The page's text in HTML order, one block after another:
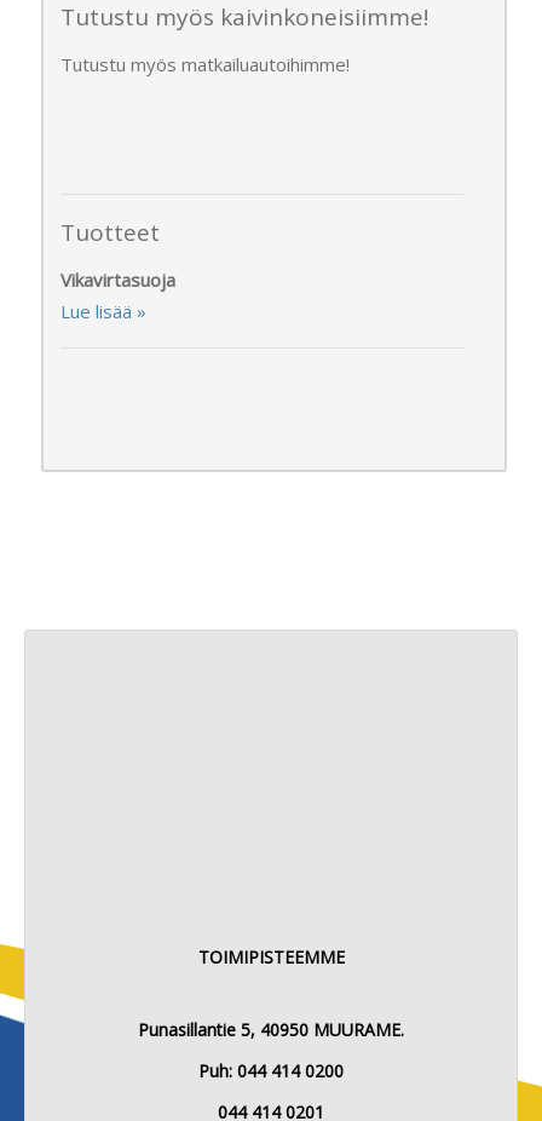
Tutustu myös kaivinkoneisiimme!
Tutustu myös matkailuautoihimme!
Tuotteet
Vikavirtasuoja
Lue lisää »
TOIMIPISTEEMME
Punasillantie 5, 40950 MUURAME.
Puh: 044 414 0200
044 414 0201